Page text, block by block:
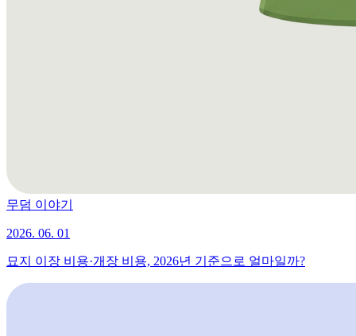
무덤 이야기
2026. 06. 01
묘지 이장 비용·개장 비용, 2026년 기준으로 얼마일까?